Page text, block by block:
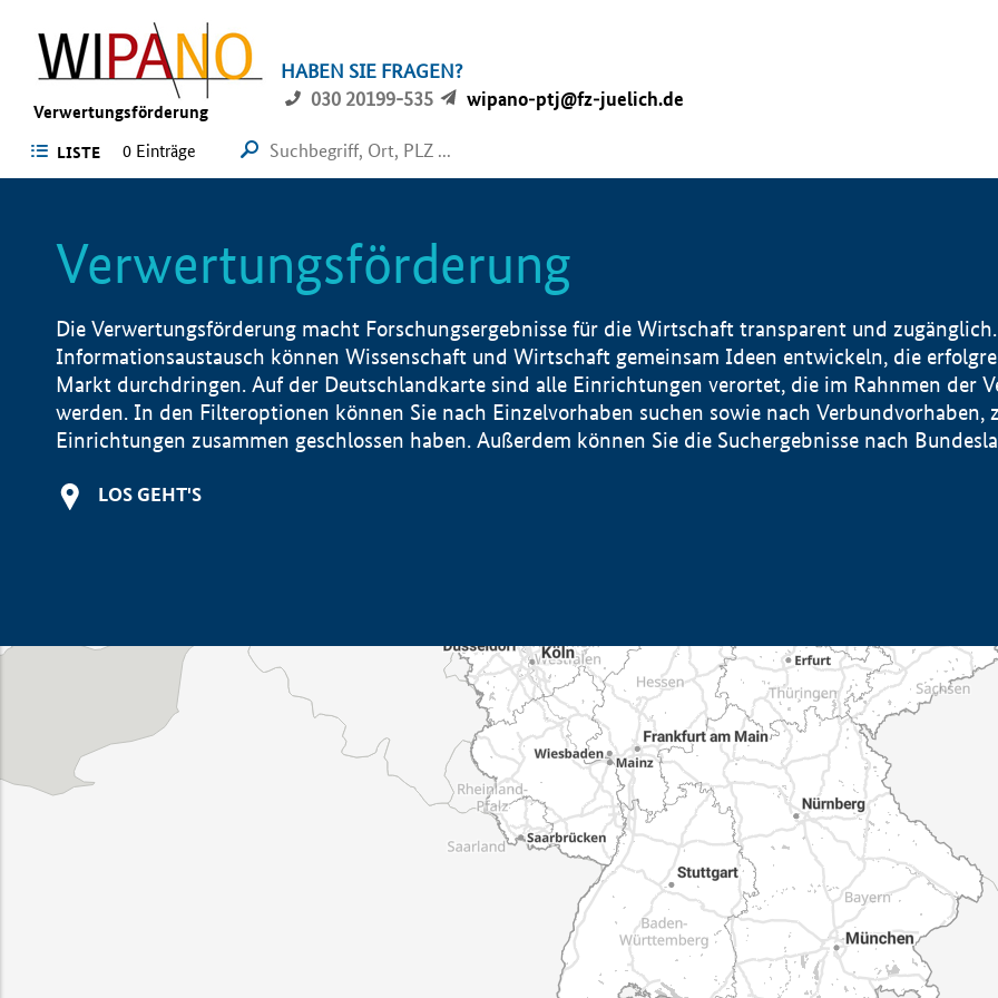
Verwertungsförderung
HABEN SIE FRAGEN?
030 20199-535
wipano-ptj@fz-juelich.de
LISTE 0 Einträge
Verwertungsförderung
Die Verwertungsförderung macht Forschungsergebnisse für die Wirtschaft transparent und
Informationsaustausch können Wissenschaft und Wirtschaft gemeinsam Ideen entwickeln, die
Markt durchdringen. Auf der Deutschlandkarte sind alle Einrichtungen verortet, die im Rahnmen der
werden. In den Filteroptionen können Sie nach Einzelvorhaben suchen sowie nach Verbundvorhaben,
Einrichtungen zusammen geschlossen haben. Außerdem können Sie die Suchergebnisse nach
LOS GEHT'S